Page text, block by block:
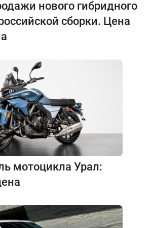
нового гибридного
сборки. Цена
мотоцикла Урал: